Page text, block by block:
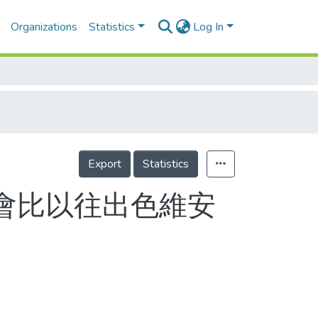
Organizations Statistics Log In
Export Statistics
比以往出色維安